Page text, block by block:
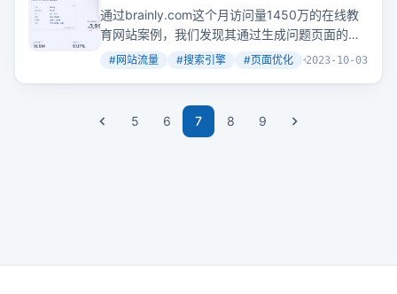
找出网站靠哪些页面从搜索引擎获取流
量
通过brainly.com这个月访问量1450万的在线教
育网站案例，我们发现其通过生成问题页面的方
式，从搜索
引擎获取了大量流量。那么，如何找
#网站流量 #搜索引擎 #页面优化 +2
2023-10-03
5 6 7 8 9